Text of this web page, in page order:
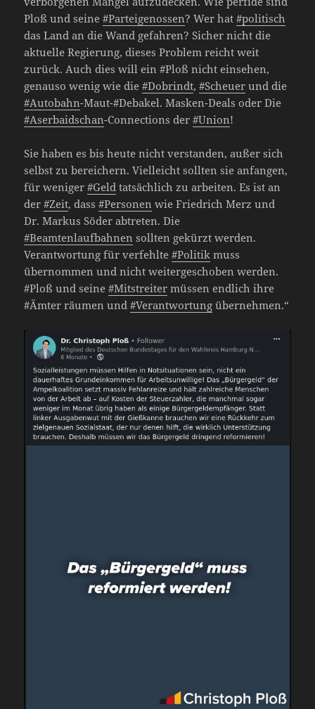
Ploß und seine#Parteigenossen? Wer hat#politisch
das Land an die Wand gefahren? Sicher nicht die
aktuelle Regierung, dieses Problem reicht weit
zurück. Auch dies will ein #Ploß nicht einsehen,
genauso wenig wie die#Dobrindt,#Scheuer und die
#Autobahn-Maut-#Debakel. Masken-Deals oder Die
#Aserbaidschan-Connections der#Union!
Sie haben es bis heute nicht verstanden, außer sich
selbst zu bereichern. Vielleicht sollten sie anfangen,
für weniger#Geld tatsächlich zu arbeiten. Es ist an
der#Zeit, dass#Personen wie Friedrich Merz und
Dr. Markus Söder abtreten. Die
#Beamtenlaufbahnen sollten gekürzt werden.
Verantwortung für verfehlte#Politik muss
übernommen und nicht weitergeschoben werden.
#Ploß und seine#Mitstreiter müssen endlich ihre
#Ämter räumen und#Verantwortung übernehmen.“